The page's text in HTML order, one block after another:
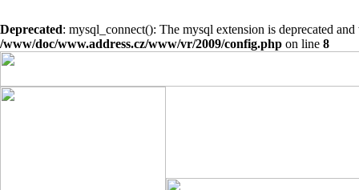
Deprecated: mysql_connect(): The mysql extension is deprecated
/www/doc/www.address.cz/www/vr/2009/config.php on line 8